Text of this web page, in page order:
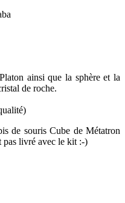
ainsi que la sphère et la
de roche.
de souris Cube de Métatron
pas livré avec le kit :-)